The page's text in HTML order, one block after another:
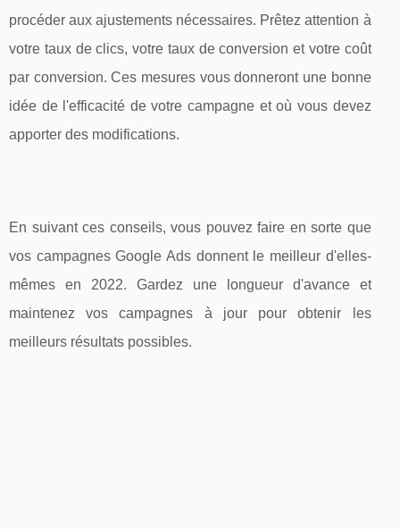
procéder aux ajustements nécessaires. Prêtez attention à
votre taux de clics, votre taux de conversion et votre coût
par conversion. Ces mesures vous donneront une bonne
idée de l'efficacité de votre campagne et où vous devez
apporter des modifications.
En suivant ces conseils, vous pouvez faire en sorte que
vos campagnes Google Ads donnent le meilleur d'elles-
mêmes en 2022. Gardez une longueur d'avance et
maintenez vos campagnes à jour pour obtenir les
meilleurs résultats possibles.